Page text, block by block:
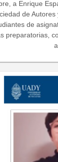
a Enrique
de
de
preparatorias,